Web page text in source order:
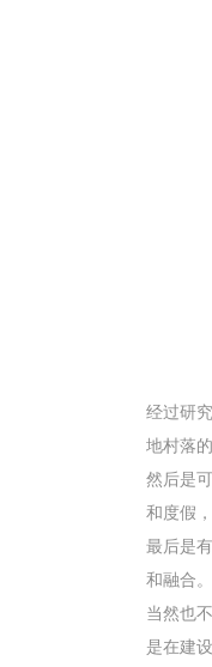
经过研
地村落
然后是
和度假
最后是
和融合
当然也
是在建